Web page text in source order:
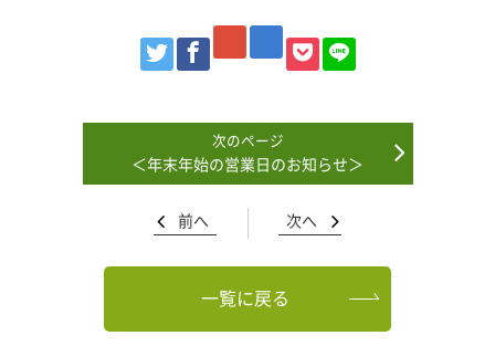
＜年末年始の営業日のお知らせ＞
前へ 次へ
一覧に戻る